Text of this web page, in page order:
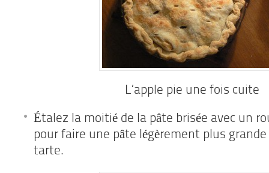
L’apple pie une fois cuite
Étalez la moitié de la pâte brisée avec un
pour faire une pâte légèrement plus
tarte.